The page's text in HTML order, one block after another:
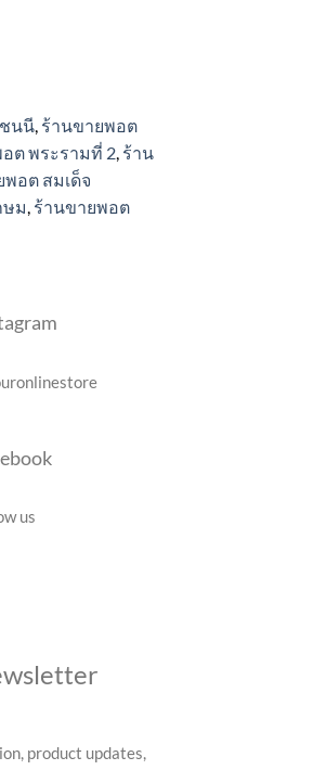
นนี, ร้านขายพอต
ต พระรามที่ 2, ร้าน
อต สมเด็จ
ษม, ร้านขายพอต
us
product updates,